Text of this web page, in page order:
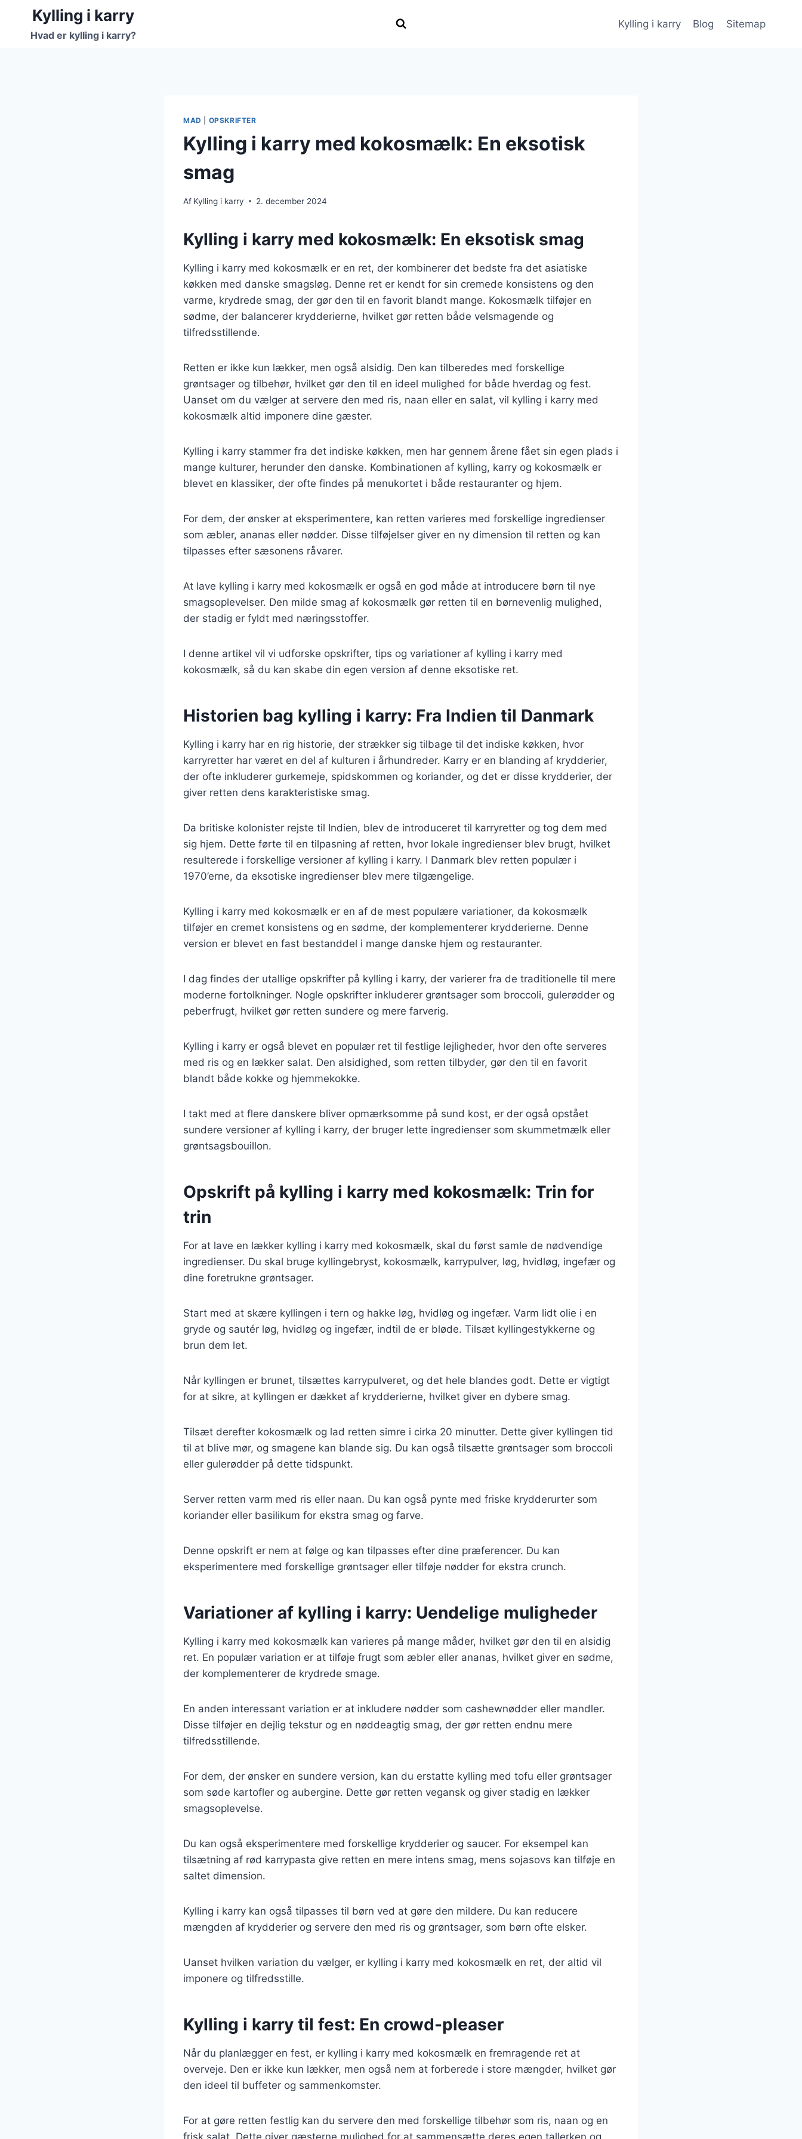
Fortsæt
indhold
Kylling i karry
Hvad er kylling i karry?
Kylling i karry Blog Sitemap
MAD OPSKRIFTER
Kylling i karry med kokosmælk: En eksotisk
smag
Af Kylling i karry 2. december 2024
Kylling i karry med kokosmælk: En eksotisk smag
Kylling i karry med kokosmælk er en ret, der kombinerer det bedste fra det asiatiske
køkken med danske smagsløg. Denne ret er kendt for sin cremede konsistens og den
varme, krydrede smag, der gør den til en favorit blandt mange. Kokosmælk tilføjer en
sødme, der balancerer krydderierne, hvilket gør retten både velsmagende og
tilfredsstillende.
Retten er ikke kun lækker, men også alsidig. Den kan tilberedes med forskellige
grøntsager og tilbehør, hvilket gør den til en ideel mulighed for både hverdag og fest.
Uanset om du vælger at servere den med ris, naan eller en salat, vil kylling i karry med
kokosmælk altid imponere dine gæster.
Kylling i karry stammer fra det indiske køkken, men har gennem årene fået sin egen plads i
mange kulturer, herunder den danske. Kombinationen af kylling, karry og kokosmælk er
blevet en klassiker, der ofte findes på menukortet i både restauranter og hjem.
For dem, der ønsker at eksperimentere, kan retten varieres med forskellige ingredienser
som æbler, ananas eller nødder. Disse tilføjelser giver en ny dimension til retten og kan
tilpasses efter sæsonens råvarer.
At lave kylling i karry med kokosmælk er også en god måde at introducere børn til nye
smagsoplevelser. Den milde smag af kokosmælk gør retten til en børnevenlig mulighed,
der stadig er fyldt med næringsstoffer.
I denne artikel vil vi udforske opskrifter, tips og variationer af kylling i karry med
kokosmælk, så du kan skabe din egen version af denne eksotiske ret.
Historien bag kylling i karry: Fra Indien til Danmark
Kylling i karry har en rig historie, der strækker sig tilbage til det indiske køkken, hvor
karryretter har været en del af kulturen i århundreder. Karry er en blanding af krydderier,
der ofte inkluderer gurkemeje, spidskommen og koriander, og det er disse krydderier, der
giver retten dens karakteristiske smag.
Da britiske kolonister rejste til Indien, blev de introduceret til karryretter og tog dem med
sig hjem. Dette førte til en tilpasning af retten, hvor lokale ingredienser blev brugt, hvilket
resulterede i forskellige versioner af kylling i karry. I Danmark blev retten populær i
1970’erne, da eksotiske ingredienser blev mere tilgængelige.
Kylling i karry med kokosmælk er en af de mest populære variationer, da kokosmælk
tilføjer en cremet konsistens og en sødme, der komplementerer krydderierne. Denne
version er blevet en fast bestanddel i mange danske hjem og restauranter.
I dag findes der utallige opskrifter på kylling i karry, der varierer fra de traditionelle til mere
moderne fortolkninger. Nogle opskrifter inkluderer grøntsager som broccoli, gulerødder og
peberfrugt, hvilket gør retten sundere og mere farverig.
Kylling i karry er også blevet en populær ret til festlige lejligheder, hvor den ofte serveres
med ris og en lækker salat. Den alsidighed, som retten tilbyder, gør den til en favorit
blandt både kokke og hjemmekokke.
I takt med at flere danskere bliver opmærksomme på sund kost, er der også opstået
sundere versioner af kylling i karry, der bruger lette ingredienser som skummetmælk eller
grøntsagsbouillon.
Opskrift på kylling i karry med kokosmælk: Trin for
trin
For at lave en lækker kylling i karry med kokosmælk, skal du først samle de nødvendige
ingredienser. Du skal bruge kyllingebryst, kokosmælk, karrypulver, løg, hvidløg, ingefær og
dine foretrukne grøntsager.
Start med at skære kyllingen i tern og hakke løg, hvidløg og ingefær. Varm lidt olie i en
gryde og sautér løg, hvidløg og ingefær, indtil de er bløde. Tilsæt kyllingestykkerne og
brun dem let.
Når kyllingen er brunet, tilsættes karrypulveret, og det hele blandes godt. Dette er vigtigt
for at sikre, at kyllingen er dækket af krydderierne, hvilket giver en dybere smag.
Tilsæt derefter kokosmælk og lad retten simre i cirka 20 minutter. Dette giver kyllingen tid
til at blive mør, og smagene kan blande sig. Du kan også tilsætte grøntsager som broccoli
eller gulerødder på dette tidspunkt.
Server retten varm med ris eller naan. Du kan også pynte med friske krydderurter som
koriander eller basilikum for ekstra smag og farve.
Denne opskrift er nem at følge og kan tilpasses efter dine præferencer. Du kan
eksperimentere med forskellige grøntsager eller tilføje nødder for ekstra crunch.
Variationer af kylling i karry: Uendelige muligheder
Kylling i karry med kokosmælk kan varieres på mange måder, hvilket gør den til en alsidig
ret. En populær variation er at tilføje frugt som æbler eller ananas, hvilket giver en sødme,
der komplementerer de krydrede smage.
En anden interessant variation er at inkludere nødder som cashewnødder eller mandler.
Disse tilføjer en dejlig tekstur og en nøddeagtig smag, der gør retten endnu mere
tilfredsstillende.
For dem, der ønsker en sundere version, kan du erstatte kylling med tofu eller grøntsager
som søde kartofler og aubergine. Dette gør retten vegansk og giver stadig en lækker
smagsoplevelse.
Du kan også eksperimentere med forskellige krydderier og saucer. For eksempel kan
tilsætning af rød karrypasta give retten en mere intens smag, mens sojasovs kan tilføje en
saltet dimension.
Kylling i karry kan også tilpasses til børn ved at gøre den mildere. Du kan reducere
mængden af krydderier og servere den med ris og grøntsager, som børn ofte elsker.
Uanset hvilken variation du vælger, er kylling i karry med kokosmælk en ret, der altid vil
imponere og tilfredsstille.
Kylling i karry til fest: En crowd-pleaser
Når du planlægger en fest, er kylling i karry med kokosmælk en fremragende ret at
overveje. Den er ikke kun lækker, men også nem at forberede i store mængder, hvilket gør
den ideel til buffeter og sammenkomster.
For at gøre retten festlig kan du servere den med forskellige tilbehør som ris, naan og en
frisk salat. Dette giver gæsterne mulighed for at sammensætte deres egen tallerken og